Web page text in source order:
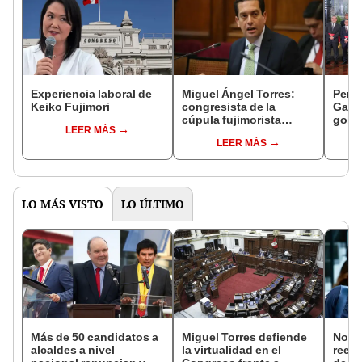
Experiencia laboral de
Keiko Fujimori
LEER MÁS
Miguel Ángel Torres:
congresista de la
cúpula fujimorista
del SenadoLEER MÁS
LO MÁS VISTO LO ÚLTIMO
Más de 50 candidatos a
alcaldes a nivel
Miguel Torres defiende
la virtualidad en el